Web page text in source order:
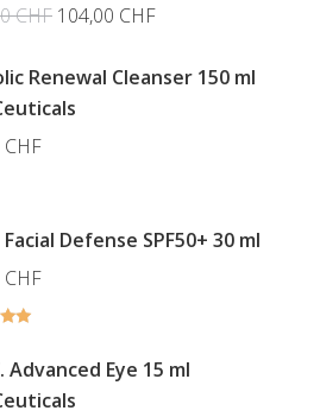
CHF Le
initial
était :
104,00 CHFLe
actuel
Renewal Cleanser 150 ml
CHF
Defense SPF50+ 30 ml
CHF
Advanced Eye 15 ml